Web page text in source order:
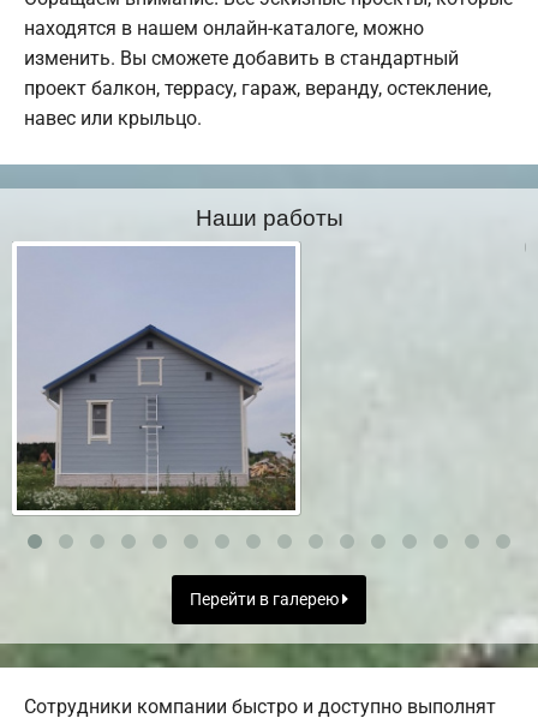
находятся в нашем онлайн-каталоге, можно
изменить. Вы сможете добавить в стандартный
проект балкон, террасу, гараж, веранду, остекление,
навес или крыльцо.
Наши работы
Перейти в галерею
Сотрудники компании быстро и доступно выполнят